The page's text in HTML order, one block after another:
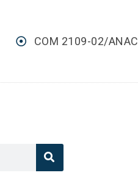
COM 2109-02/ANAC